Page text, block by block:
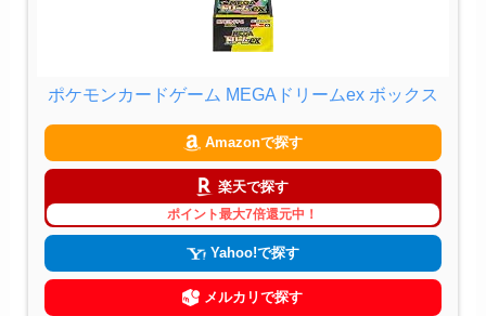
ポケモンカードゲーム MEGAドリームex ボックス
Amazonで探す
楽天で探す
ポイント最大7倍還元中！
Yahoo!で探す
メルカリで探す